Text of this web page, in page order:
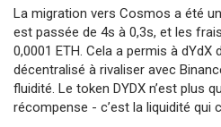
La migration vers Cosmos a été
est passée de 4s à 0,3s, et les
0,0001 ETH. Cela a permis à dYdX
décentralisé à rivaliser avec
fluidité. Le token DYDX n’est plus
récompense - c’est la liquidité qui